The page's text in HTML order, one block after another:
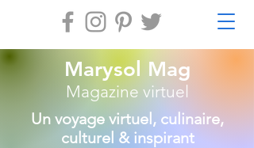
Marysol Mag
Magazine virtuel
Un voyage virtuel, culinaire,
culturel & inspirant